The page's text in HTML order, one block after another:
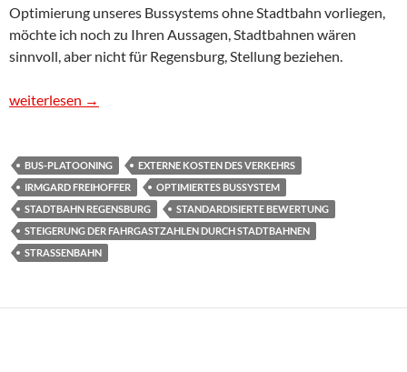
Optimierung unseres Bussystems ohne Stadtbahn vorliegen,
möchte ich noch zu Ihren Aussagen, Stadtbahnen wären
sinnvoll, aber nicht für Regensburg, Stellung beziehen.
Offener Brief zur Kritik von Heinz Deckart am geplanten
weiterlesen →
BUS-PLATOONING
EXTERNE KOSTEN DES VERKEHRS
IRMGARD FREIHOFFER
OPTIMIERTES BUSSYSTEM
STADTBAHN REGENSBURG
STANDARDISIERTE BEWERTUNG
STEIGERUNG DER FAHRGASTZAHLEN DURCH STADTBAHNEN
STRASSENBAHN